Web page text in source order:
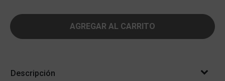
AGREGAR AL CARRITO
Descripción